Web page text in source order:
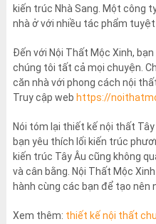
kiến trúc Nhà Sang. Một công
nhà ở với nhiều tác phẩm tuyệt
Đến với Nội Thất Mộc Xinh,
chúng tôi tất cả mọi chuyện.
căn nhà với phong cách nội
Truy cập web https://
Nói tóm lại thiết kế nội thất
bạn yêu thích lối kiến trúc
kiến trúc Tây Âu cũng không
và cân bằng. Nội Thất Mộc
hành cùng các bạn để tạo nên
Xem thêm: thiết kế nội thất